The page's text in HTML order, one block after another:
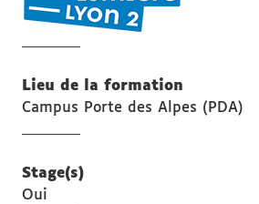
fiche
Lieu de la formation
Campus Porte des Alpes (PDA)
Stage(s)
Oui